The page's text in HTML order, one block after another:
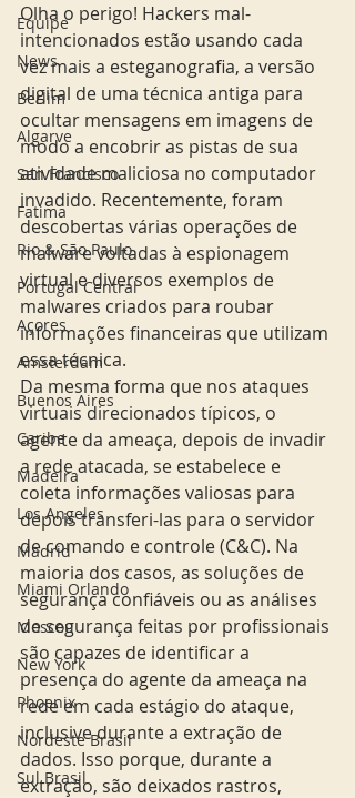
Equipe
News
Berlim
Algarve
San Francisco
Fatima
Rio & São Paulo
Portugal Central
Açores
Amsterdam
Buenos Aires
Caribe
Madeira
Los Angeles
Madrid
Miami Orlando
Moscou
New York
Phoenix
Nordeste Brasil
Sul Brasil
Olha o perigo! Hackers mal-
intencionados estão usando cada
vez mais a esteganografia, a versão
digital de uma técnica antiga para
ocultar mensagens em imagens de
modo a encobrir as pistas de sua
atividade maliciosa no computador
invadido. Recentemente, foram
descobertas várias operações de
malware voltadas à espionagem
virtual e diversos exemplos de
malwares criados para roubar
informações financeiras que utilizam
essa técnica.
Da mesma forma que nos ataques
virtuais direcionados típicos, o
agente da ameaça, depois de invadir
a rede atacada, se estabelece e
coleta informações valiosas para
depois transferi-las para o servidor
de comando e controle (C&C). Na
maioria dos casos, as soluções de
segurança confiáveis ou as análises
de segurança feitas por profissionais
são capazes de identificar a
presença do agente da ameaça na
rede em cada estágio do ataque,
inclusive durante a extração de
dados. Isso porque, durante a
extração, são deixados rastros,